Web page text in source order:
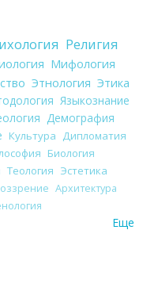
Религия
Мифология
Этнология Этика
Языкознание
Демография
Культура
Дипломатия
Биология
Теология Эстетика
Архитектура
Еще